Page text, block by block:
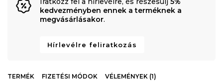
kedvezményben ennek a terméknek a
megvásárlásakor.
Hírlevélre feliratkozás
TERMÉK FIZETÉSI MÓDOK VÉLEMÉNYEK (1)